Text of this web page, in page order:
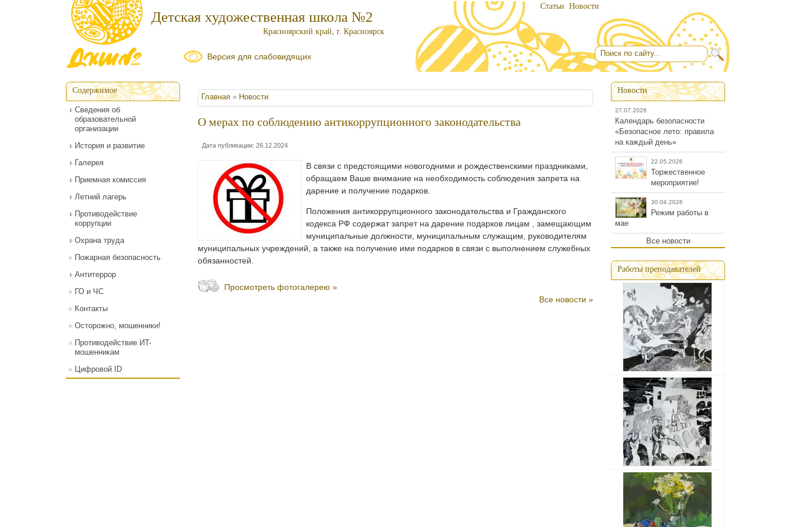
Детская художественная школа №2
Красноярский край, г. Красноярск
Статьи Новости
Форма поиска
search
Версия для слабовидящих
Содержимое
Сведения об
образовательной
организации
История и развитие
Галерея
Приемная комиссия
Летний лагерь
Противодействие
коррупции
Охрана труда
Пожарная безопасность
Антитеррор
ГО и ЧС
Контакты
Осторожно, мошенники!
Противодействие ИT-
мошенникам
Цифровой ID
Вы здесь
Главная» Новости
О мерах по соблюдению антикоррупционного законодательства
Дата публикации: 26.12.2024
В связи с предстоящими новогодними и рождественскими праздниками,
обращаем Ваше внимание на необходимость соблюдения запрета на
дарение и получение подарков.
Положения антикоррупционного законодательства и Гражданского
кодекса РФ содержат запрет на дарение подарков лицам , замещающим
муниципальные должности, муниципальным служащим, руководителям
муниципальных учреждений, а также на получение ими подарков в связи с выполнением служебных
обязанностей.
Просмотреть фотогалерею »
Все новости »
Новости
27.07.2026
Календарь безопасности
«Безопасное лето: правила
на каждый день»
22.05.2026
Торжественное
мероприятие!
30.04.2026
Режим работы в
мае
Все новости
Работы преподавателей